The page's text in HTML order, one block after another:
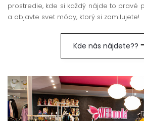
prostredie, kde si každý nájde to pravé
a objavte svet módy, ktorý si zamilujete!
Kde nás nájdete??